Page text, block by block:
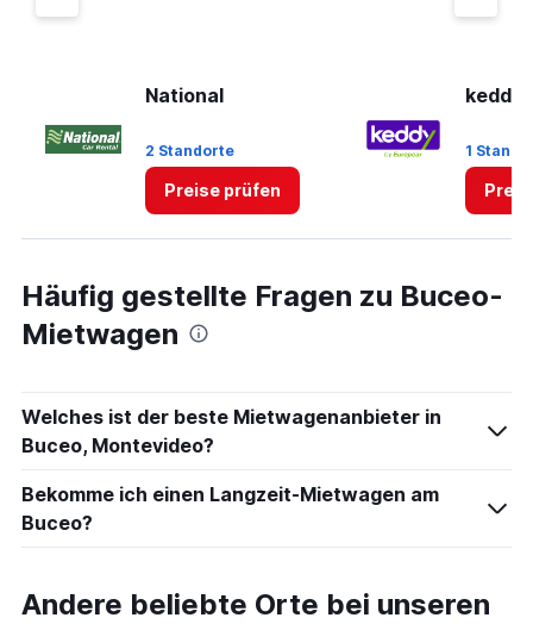
National
2 Standorte
Preise prüfen
keddy
1
Häufig gestellte Fragen zu Buceo-
Mietwagen
Welches ist der beste Mietwagenanbieter in
Buceo, Montevideo?
Bekomme ich einen Langzeit-Mietwagen am
Buceo?
Andere beliebte Orte bei unseren